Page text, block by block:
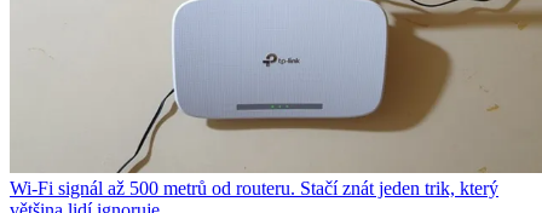
Wi-Fi signál až 500 metrů od routeru. Stačí znát jeden trik, který